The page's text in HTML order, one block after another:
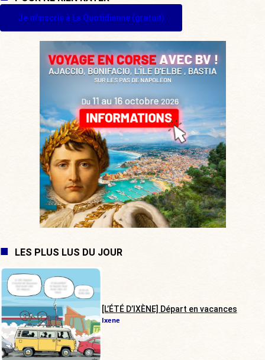
Je m'inscris à La Quotidienne (gratuit)
LES PLUS LUS DU JOUR
[L’ÉTÉ D’IXÈNE] Départ en vacances
Ixene